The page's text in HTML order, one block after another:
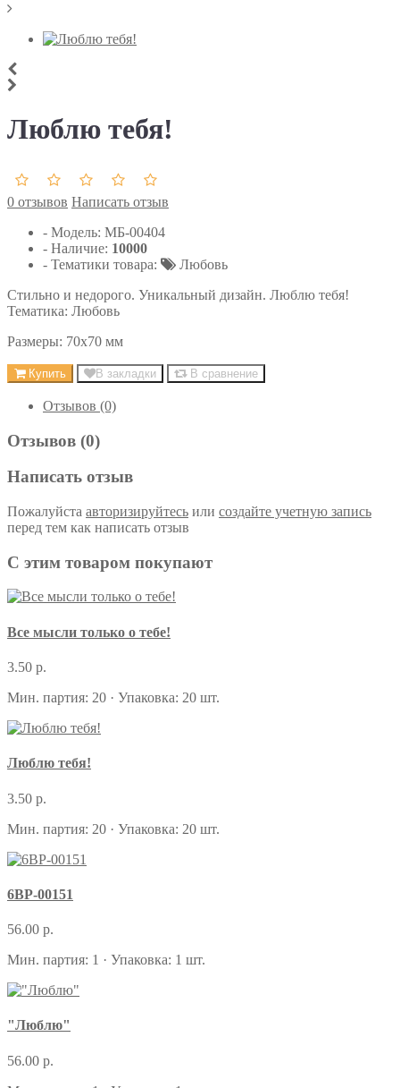
Люблю тебя!
0 отзывов Написать отзыв
- Модель: МБ-00404
- Наличие: 10000
- Тематики товара:
Любовь
Стильно и недорого. Уникальный дизайн. Люблю тебя!
Тематика: Любовь
Размеры: 70х70 мм
Купить В закладки В сравнение
Отзывов (0)
Отзывов (0)
Написать отзыв
Пожалуйста авторизируйтесь или создайте учетную запись
перед тем как написать отзыв
С этим товаром покупают
Все мысли только о тебе!
3.50 р.
Мин. партия: 20 · Упаковка: 20 шт.
Люблю тебя!
3.50 р.
Мин. партия: 20 · Упаковка: 20 шт.
6ВР-00151
56.00 р.
Мин. партия: 1 · Упаковка: 1 шт.
"Люблю"
56.00 р.